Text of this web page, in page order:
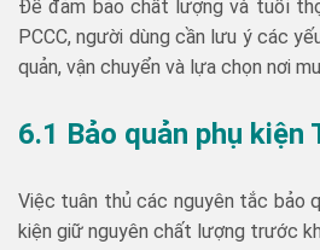
Để đảm bảo chất lượng và tuổi
PCCC, người dùng cần lưu ý các
quản, vận chuyển và lựa chọn nơi
6.1 Bảo quản phụ kiện
Việc tuân thủ các nguyên tắc bảo
kiện giữ nguyên chất lượng trước